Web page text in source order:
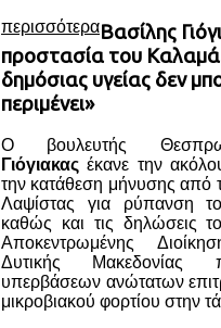
περισσότεραΒασίλης
προστασία του Καλαμά
δημόσιας υγείας δεν
περιμένει»
Ο βουλευτής
Γιόγιακας έκανε την
την κατάθεση μήνυσης
Λαψίστας για ρύπανση
καθώς και τις δηλώσεις
Αποκεντρωμένης
Δυτικής Μακεδονίας
υπερβάσεων ανώτατων
μικροβιακού φορτίου στην